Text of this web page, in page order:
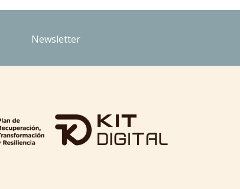
Newsletter